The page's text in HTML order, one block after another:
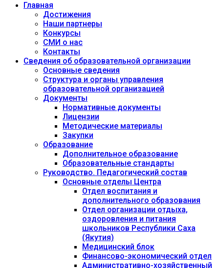
Главная
Достижения
Наши партнеры
Конкурсы
СМИ о нас
Контакты
Сведения об образовательной организации
Основные сведения
Структура и органы управления
образовательной организацией
Документы
Нормативные документы
Лицензии
Методические материалы
Закупки
Образование
Дополнительное образование
Образовательные стандарты
Руководство. Педагогический состав
Основные отделы Центра
Отдел воспитания и
дополнительного образования
Отдел организации отдыха,
оздоровления и питания
школьников Республики Саха
(Якутия)
Медицинский блок
Финансово-экономический отдел
Административно-хозяйственный